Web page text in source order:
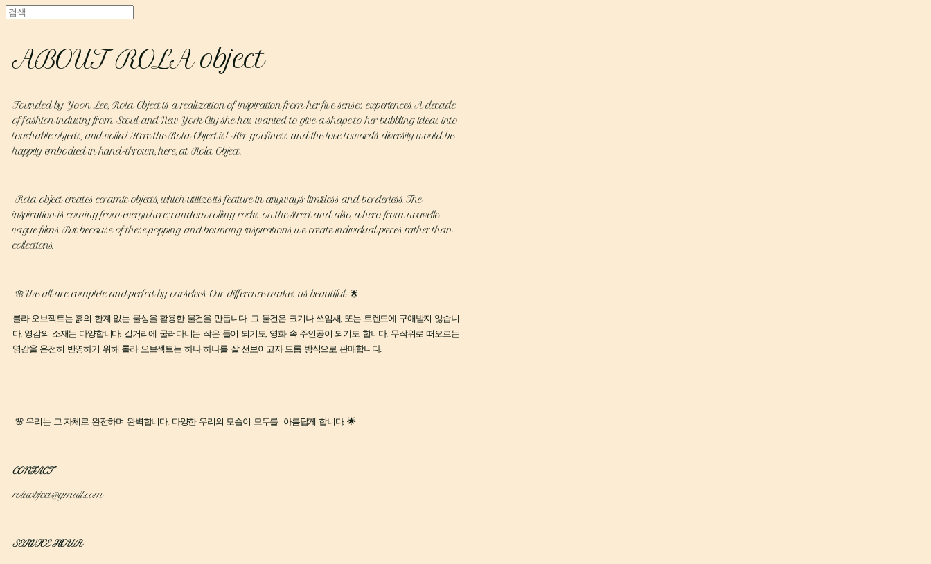
ABOUT ROLA object
Founded by Yoon Lee, Rola Object is a realization of inspiration from her five senses experiences. A decade
of fashion industry from Seoul and New York City, she has wanted to give a shape to her bubbling ideas into
touchable objects, and voila! Here the Rola Object is! Her goofiness and the love towards diversity would be
happily embodied in hand-thrown, here, at Rola Object.
Rola object creates ceramic objects, which utilize its feature in anyways; limitless and borderless. The
inspiration is coming from everywhere; random rolling rocks on the street and also, a hero from nouvelle
vague films. But because of these popping and bouncing inspirations, we create individual pieces rather than
collections.
🌸 We all are complete and perfect by ourselves. Our difference makes us beautiful. 🌟
롤라 오브젝트는 흙의 한계 없는 물성을 활용한 물건을 만듭니다. 그 물건은 크기나 쓰임새, 또는 트렌드에 구애받지 않습니
다. 영감의 소재는 다양합니다. 길거리에 굴러다니는 작은 돌이 되기도, 영화 속 주인공이 되기도 합니다. 무작위로 떠오르는
영감을 온전히 반영하기 위해 롤라 오브젝트는 하나 하나를 잘 선보이고자 드롭 방식으로 판매합니다.
🌸 우리는 그 자체로 완전하며 완벽합니다. 다양한 우리의 모습이 모두를 아름답게 합니다. 🌟
CONTACT
rolaobject@gmail.com
SERVICE HOUR